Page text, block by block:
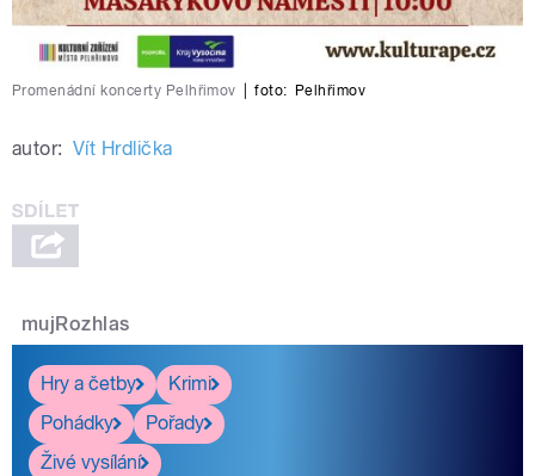
Promenádní koncerty Pelhřimov foto: Pelhřimov
autor: Vít Hrdlička
mujRozhlas
Hry a četby
Krimi
Pohádky
Pořady
Živé vysílání